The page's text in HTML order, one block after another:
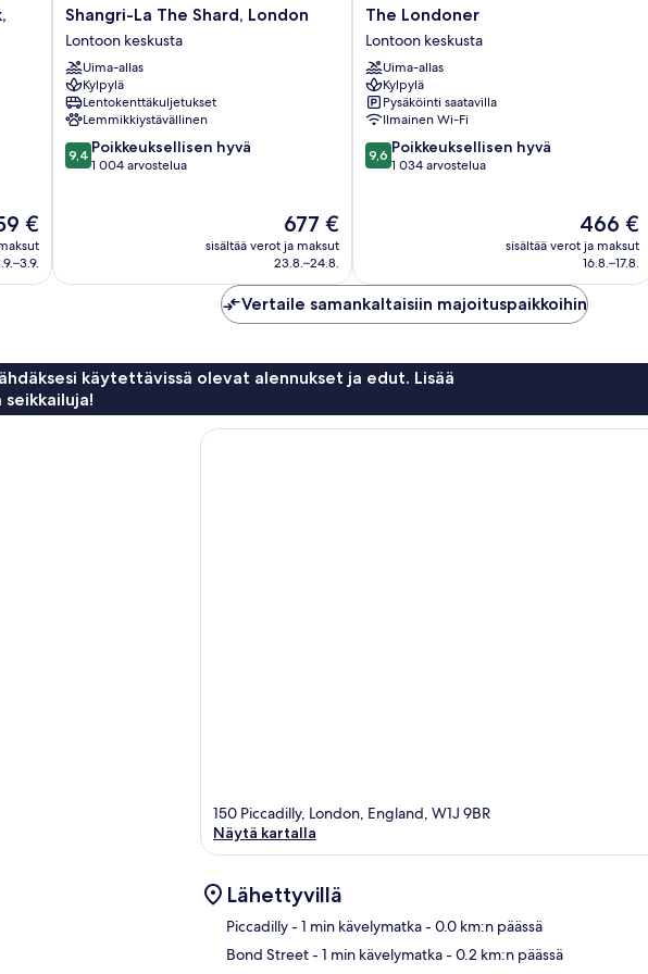
€
€
Shangri-
La
The
Shard,
London
Lontoon
keskusta
Shangri-La The Shard, London
Lontoon keskusta
Uima-allas
Kylpylä
Lentokenttäkuljetukset
Lemmikkiystävällinen
9.4
kautta
9,4 Poikkeuksellisen hyvä
1 004 arvostelua
Hinta
on
677 €
677 €
sisältää verot ja maksut
23.8.–24.8.
The
Londoner
Lontoon
keskusta
The Londoner
Lontoon keskusta
Uima-allas
Kylpylä
Pysäköinti saatavilla
Ilmainen Wi-Fi
9.6
kautta
9,6 Poikkeuksellisen hyvä
1 034 arvostelua
Hinta
on
466 €
466 €
sisältää verot ja maksut
16.8.–17.8.
Vertaile samankaltaisiin majoituspaikkoihin
käytettävissä olevat alennukset ja edut. Lisää
seikkailuja!
150 Piccadilly, London, England, W1J 9BR
Näytä kartalla
Lähettyvillä
Piccadilly- 1 min kävelymatka- 0.0 km:n päässä
Bond Street- 1 min kävelymatka- 0.2 km:n päässä